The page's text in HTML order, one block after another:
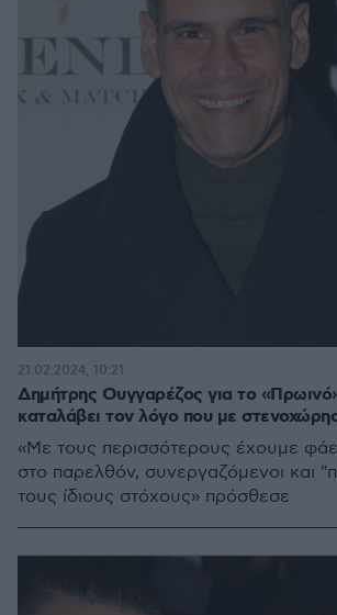
Δημήτρης Ουγγαρέζος για το
καταλάβει τον λόγο που με
«Με τους περισσότερους έχουμε
στο παρελθόν, συνεργαζόμενοι και
τους ίδιους στόχους» πρόσθεσε
21.02.2024, 10:21